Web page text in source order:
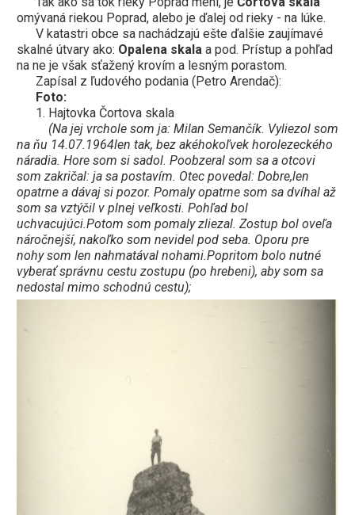
omývaná riekou Poprad, alebo je ďalej od rieky - na lúke.
V katastri obce sa nachádzajú ešte ďalšie zaujímavé
skalné útvary ako: Opalena skala a pod. Prístup a pohľad
na ne je však sťažený krovím a lesným porastom.
Zapísal z ľudového podania (Petro Arendač):
Foto:
1. Hajtovka Čortova skala
(Na jej vrchole som ja: Milan Semančík. Vyliezol som
na ňu 14.07.1964len tak, bez akéhokoľvek horolezeckého
náradia. Hore som si sadol. Poobzeral som sa a otcovi
som zakričal: ja sa postavím. Otec povedal: Dobre,len
opatrne a dávaj si pozor. Pomaly opatrne som sa dvíhal až
som sa vztýčil v plnej veľkosti. Pohľad bol
uchvacujúci.Potom som pomaly zliezal. Zostup bol oveľa
náročnejší, nakoľko som nevidel pod seba. Oporu pre
nohy som len nahmatával nohami.Popritom bolo nutné
vyberať správnu cestu zostupu (po hrebeni), aby som sa
nedostal mimo schodnú cestu);